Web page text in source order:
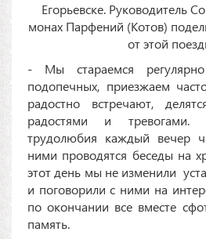
Егорьевске. Руководитель
монах Парфений (Котов)
от этой
- Мы стараемся
подопечных, приезжаем
радостно встречают,
радостями и тревогами.
трудолюбия каждый вечер
ними проводятся беседы на
этот день мы не изменили
и поговорили с ними на
по окончании все вместе
память.